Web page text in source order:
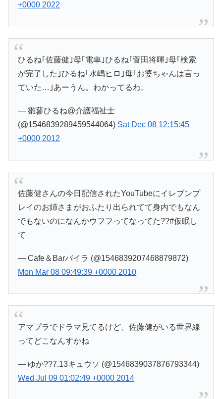
+0000 2022
ひるね｢佐藤健｣母｢電車｣ひるね｢菅田将暉｣母｢検索
が完了した｣ひるね｢水嶋ヒロ｣母｢お婆ちゃんは言っ
ていた…｣あーうん。わかってるわ。
— 雛蓼ひるね@介護福祉士
(@1546839289459544064) Sat Dec 08 12:15:45
+0000 2012
佐藤健さんの今日配信されたYouTubeにイレブンプ
レイのお姉さまがおふたり出られてて身内でもなん
でもないのになんかウフフってなってた??#仮眠し
て
— Cafe＆Barバイラ (@1546839207468879872)
Mon Mar 08 09:49:39 +0000 2010
アマプラでドラマ見てるけど、佐藤健がいる世界線
ってどこなんすかね
— ゆか??7.13キュウソ (@1546839037876793344)
Wed Jul 09 01:02:49 +0000 2014